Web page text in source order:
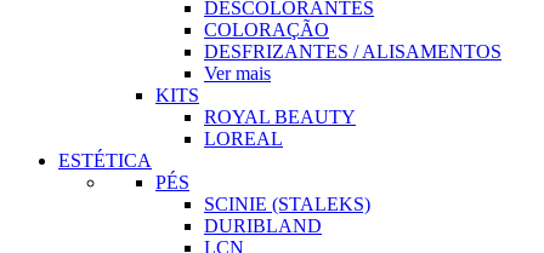
DESCOLORANTES
COLORAÇÃO
DESFRIZANTES / ALISAMENTOS
Ver mais
KITS
ROYAL BEAUTY
LOREAL
ESTÉTICA
PÉS
SCINIE (STALEKS)
DURIBLAND
LCN